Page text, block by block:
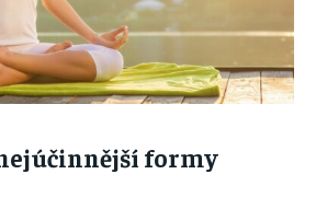
formy